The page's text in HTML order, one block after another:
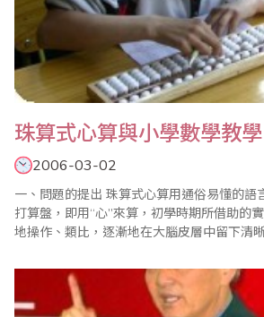
珠算式心算與小學數學教學
2006-03-02
一、問題的提出 珠算式心算用通俗易懂的語言來解釋，就是頭腦裡
打算盤，即用“心”來算，初學時期所借助的
地操作、類比，逐漸地在大腦皮層中留下清
心算的關鍵一步，我認為是如何將實物算盤
準確進行計算，形成珠心算所具備的兩種基
“珠譯數”，這兩種技巧..